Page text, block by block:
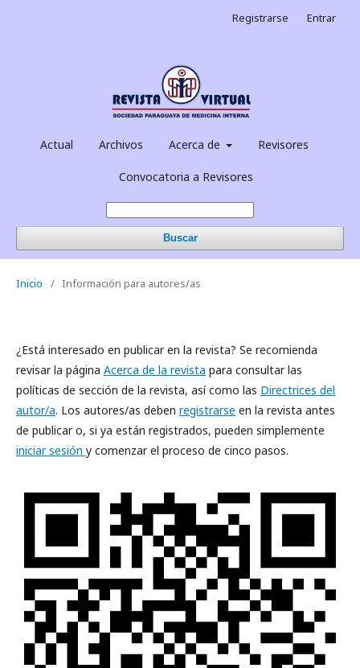
Actual Archivos Acerca de Revisores
Convocatoria a Revisores
Buscar
Registrarse Entrar
Inicio / Información para autores/as
¿Está interesado en publicar en la revista? Se recomienda
revisar la página Acerca de la revista para consultar las
políticas de sección de la revista, así como las Directrices del
autor/a. Los autores/as deben registrarse en la revista antes
de publicar o, si ya están registrados, pueden simplemente
iniciar sesión y comenzar el proceso de cinco pasos.